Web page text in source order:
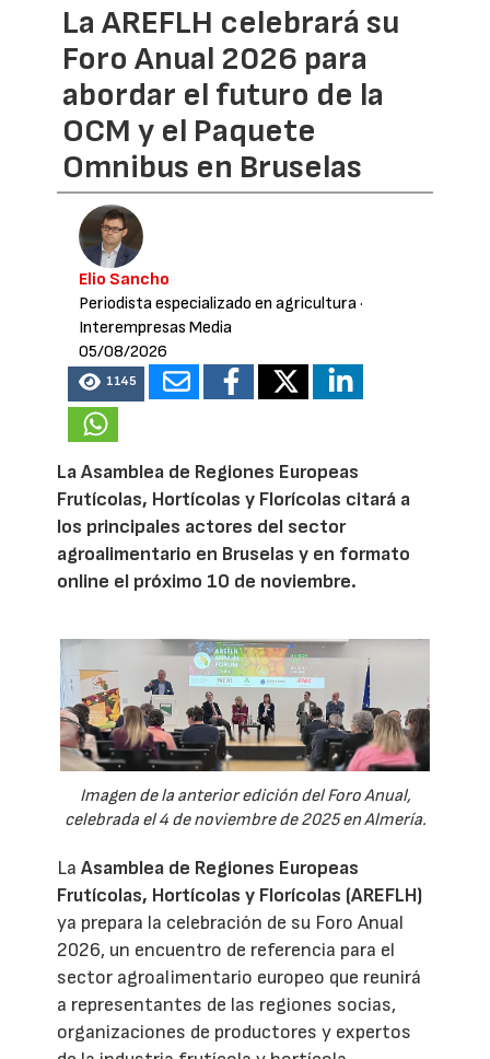
La AREFLH celebrará su
Foro Anual 2026 para
abordar el futuro de la
OCM y el Paquete
Omnibus en Bruselas
Elio Sancho
Periodista especializado en agricultura·
Interempresas Media
05/08/2026
1145
La Asamblea de Regiones Europeas
Frutícolas, Hortícolas y Florícolas citará a
los principales actores del sector
agroalimentario en Bruselas y en formato
online el próximo 10 de noviembre.
Imagen de la anterior edición del Foro Anual,
celebrada el 4 de noviembre de 2025 en Almería.
LaAsamblea de Regiones Europeas
Frutícolas, Hortícolas y Florícolas (AREFLH)
ya prepara la celebración de su Foro Anual
2026, un encuentro de referencia para el
sector agroalimentario europeo que reunirá
a representantes de las regiones socias,
organizaciones de productores y expertos